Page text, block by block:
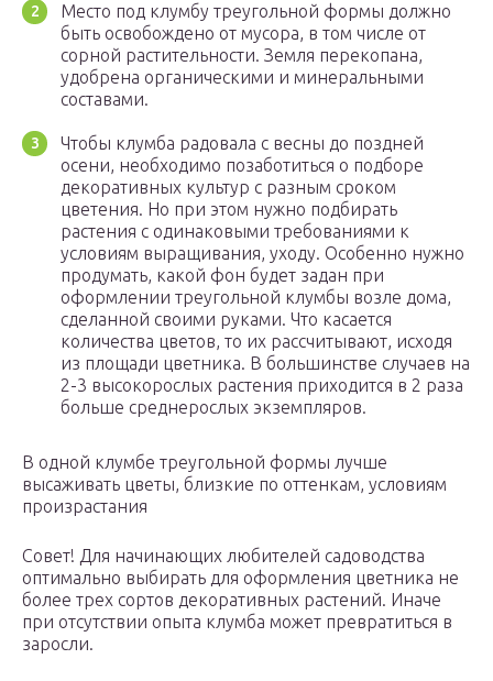
Место под клумбу треугольной формы должно
быть освобождено от мусора, в том числе от
сорной растительности. Земля перекопана,
удобрена органическими и минеральными
составами.
Чтобы клумба радовала с весны до поздней
осени, необходимо позаботиться о подборе
декоративных культур с разным сроком
цветения. Но при этом нужно подбирать
растения с одинаковыми требованиями к
условиям выращивания, уходу. Особенно нужно
продумать, какой фон будет задан при
оформлении треугольной клумбы возле дома,
сделанной своими руками. Что касается
количества цветов, то их рассчитывают, исходя
из площади цветника. В большинстве случаев на
2-3 высокорослых растения приходится в 2 раза
больше среднерослых экземпляров.
В одной клумбе треугольной формы лучше
высаживать цветы, близкие по оттенкам, условиям
произрастания
Совет! Для начинающих любителей садоводства
оптимально выбирать для оформления цветника не
более трех сортов декоративных растений. Иначе
при отсутствии опыта клумба может превратиться в
заросли.